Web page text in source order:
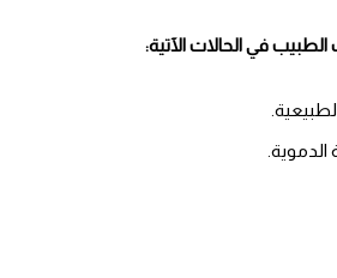
في الحالات الآتية: